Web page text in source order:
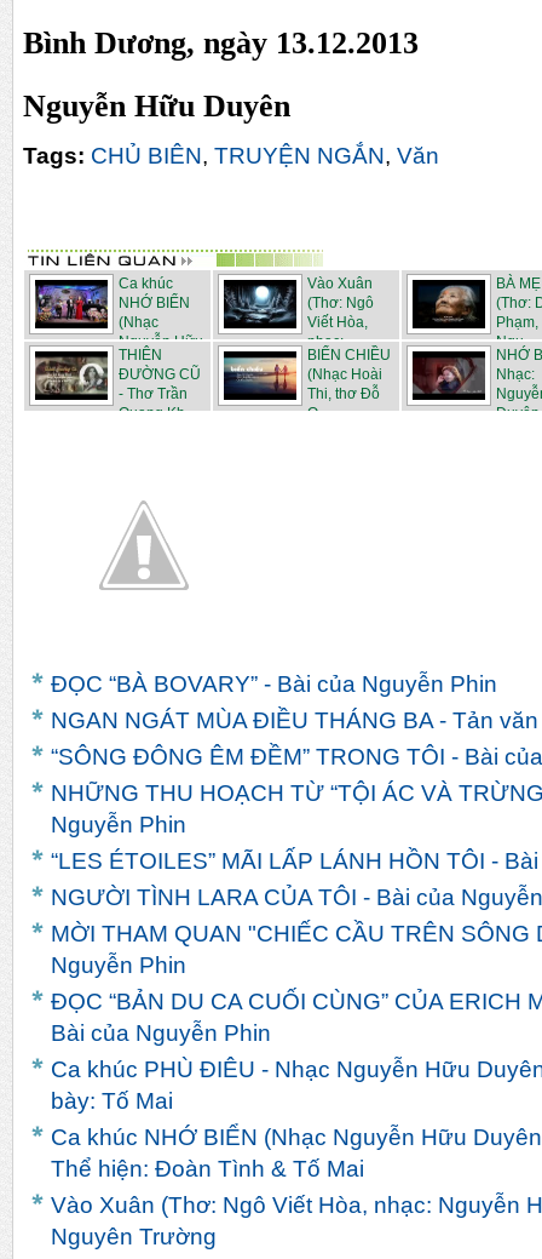
Bình Dương, ngày 13.12.2013
Nguyễn Hữu Duyên
Tags: CHỦ BIÊN, TRUYỆN NGẮN, Văn
Ca khúc
NHỚ BIỂN
(Nhạc
Nguyễn Hữu
D...
Vào Xuân
(Thơ: Ngô
Viết Hòa,
nhạc: ...
BÀ
(Thơ:
Ngu...
THIÊN
ĐƯỜNG CŨ
- Thơ Trần
Quang Kh...
BIỂN CHIỀU
(Nhạc Hoài
Thi, thơ Đỗ
Q...
NHỚ
Nhạc:
ĐỌC “BÀ BOVARY” - Bài của Nguyễn Phin
NGAN NGÁT MÙA ĐIỀU THÁNG BA - Tản
“SÔNG ĐÔNG ÊM ĐỀM” TRONG TÔI - Bài
NHỮNG THU HOẠCH TỪ “TỘI ÁC VÀ
Nguyễn Phin
“LES ÉTOILES” MÃI LẤP LÁNH HỒN TÔI -
NGƯỜI TÌNH LARA CỦA TÔI - Bài của
MỜI THAM QUAN "CHIẾC CẦU TRÊN SÔNG
Nguyễn Phin
ĐỌC “BẢN DU CA CUỐI CÙNG” CỦA ERICH
Bài của Nguyễn Phin
Ca khúc PHÙ ĐIÊU - Nhạc Nguyễn Hữu
bày: Tố Mai
Ca khúc NHỚ BIỂN (Nhạc Nguyễn Hữu
Thể hiện: Đoàn Tình & Tố Mai
Vào Xuân (Thơ: Ngô Viết Hòa, nhạc: Nguyễn
Nguyên Trường